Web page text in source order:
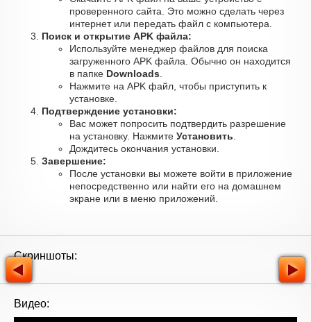
проверенного сайта. Это можно сделать через
интернет или передать файл с компьютера.
Поиск и открытие APK файла:
Используйте менеджер файлов для поиска
загруженного APK файла. Обычно он находится
в папке Downloads
Нажмите на APK файл, чтобы приступить к
установке.
Подтверждение установки:
Вас может попросить подтвердить разрешение
на установку. Нажмите Установить
Дождитесь окончания установки.
Завершение:
После установки вы можете войти в приложение
непосредственно или найти его на домашнем
экране или в меню приложений.
Скриншоты:
Видео: